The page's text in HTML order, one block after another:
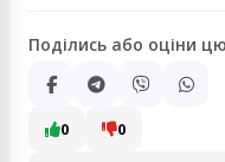
Поділись або оціни
0 0